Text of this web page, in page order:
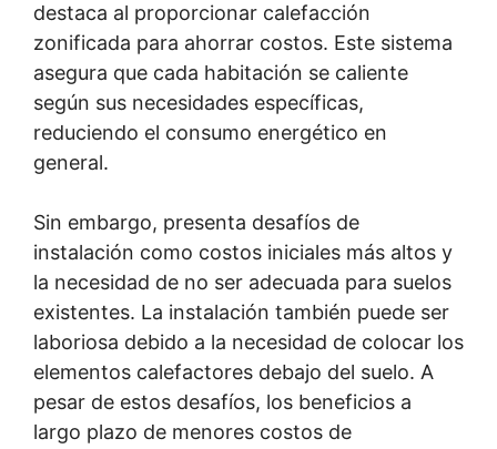
destaca al proporcionar calefacción
zonificada para ahorrar costos. Este sistema
asegura que cada habitación se caliente
según sus necesidades específicas,
reduciendo el consumo energético en
general.
Sin embargo, presenta desafíos de
instalación como costos iniciales más altos y
la necesidad de no ser adecuada para suelos
existentes. La instalación también puede ser
laboriosa debido a la necesidad de colocar los
elementos calefactores debajo del suelo. A
pesar de estos desafíos, los beneficios a
largo plazo de menores costos de